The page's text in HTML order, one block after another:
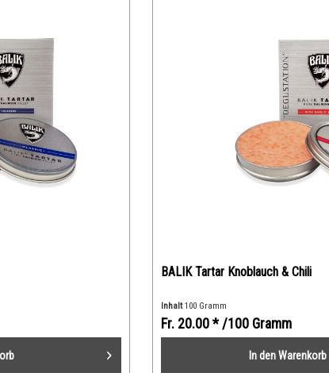
BALIK Tartar Knoblauch & Chili
Inhalt100 Gramm
Fr. 20.00 */100 Gramm
In den Warenkorb